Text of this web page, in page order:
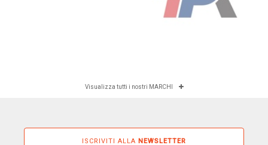
Visualizza tutti i nostri MARCHI
ISCRIVITI ALLA NEWSLETTER